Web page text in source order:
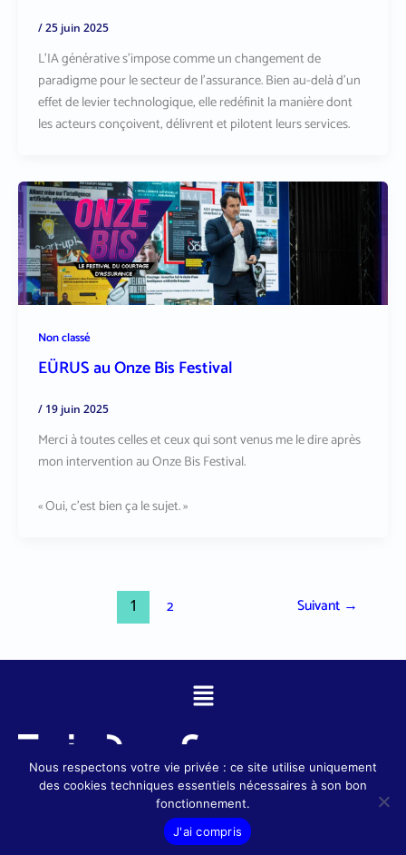
/25 juin 2025
L’IA générative s’impose comme un changement de
paradigme pour le secteur de l’assurance. Bien au-delà d’un
effet de levier technologique, elle redéfinit la manière dont
les acteurs conçoivent, délivrent et pilotent leurs services.
Non classé
EÜRUS au Onze Bis Festival
/ 19 juin 2025
Merci à toutes celles et ceux qui sont venus me le dire après
mon intervention au Onze Bis Festival.
« Oui, c’est bien ça le sujet. »
1 2 Suivant →
Menu
Copyright © 2020 Eürus Consulting｜Mentions légales
Webdesign
parValentine Geindre
Nous respectons votre vie privée : ce site utilise uniquement
des cookies techniques essentiels nécessaires à son bon
fonctionnement.
J'ai compris